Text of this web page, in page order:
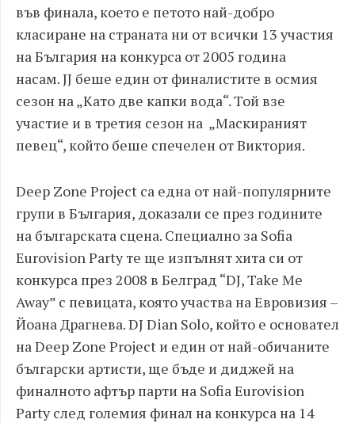
във финала, което е петото най-добро
класиране на страната ни от всички 13 участия
на България на конкурса от 2005 година
насам.JJ беше един от финалистите в осмия
сезон на „Като две капки вода“. Той взе
участие и в третия сезон на „Маскираният
певец“, който беше спечелен от Виктория.
Deep Zone Project са една от най-популярните
групи в България, доказали се през годините
на българската сцена. Специално за Sofia
Eurovision Partyте ще изпълнят хита си от
конкурса през 2008 в Белград “DJ, Take Me
Away” с певицата, която участва на Евровизия –
Йоана Драгнева.DJ Dian Solo, който е основател
на Deep Zone Project и един от най-обичаните
български артисти, ще бъде и диджей на
финалното афтър парти на Sofia Eurovision
Partyслед големия финал на конкурса на 14